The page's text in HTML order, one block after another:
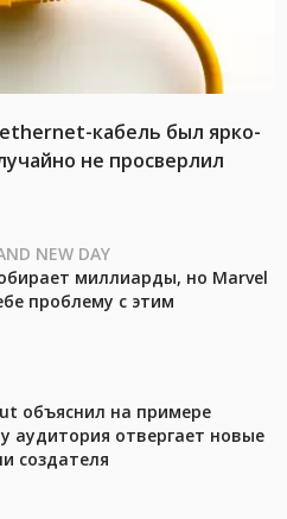
кабель был ярко-
не просверлил
NEW DAY
миллиарды, но Marvel
проблему с этим
объяснил на примере
аудитория отвергает новые
создателя